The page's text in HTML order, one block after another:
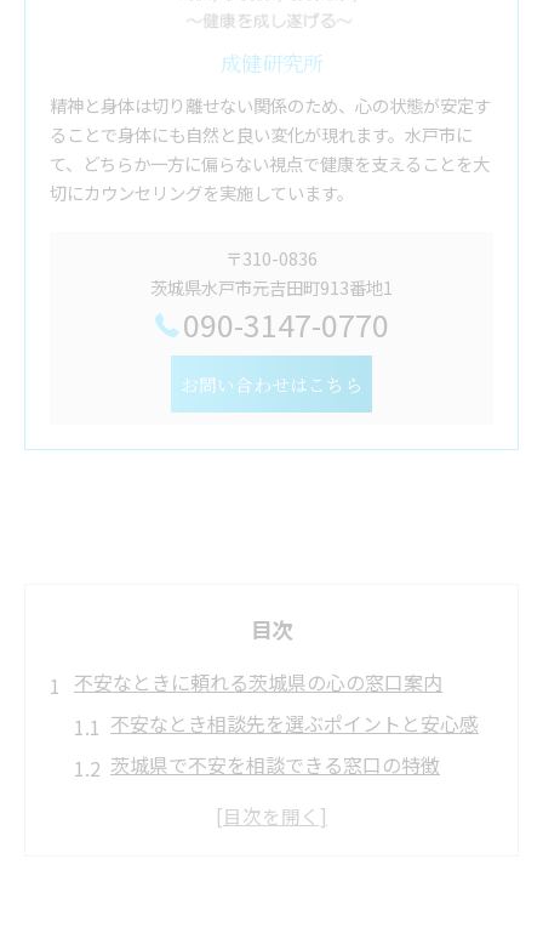
成健研究所
精神と身体は切り離せない関係のため、心の状態が安定す
ることで身体にも自然と良い変化が現れます。水戸市に
て、どちらか一方に偏らない視点で健康を支えることを大
切にカウンセリングを実施しています。
〒310-0836
茨城県水戸市元吉田町913番地1
090-3147-0770
お問い合わせはこちら
目次
不安なときに頼れる茨城県の心の窓口案内
不安なとき相談先を選ぶポイントと安心感
茨城県で不安を相談できる窓口の特徴
心の相談が初めてでも不安を和らげるコツ